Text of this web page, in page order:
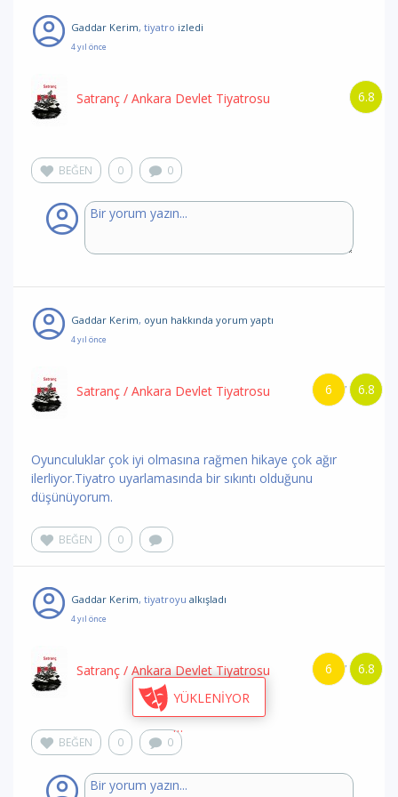
Gaddar Kerim, tiyatro izledi
4 yıl önce
6.8
Satranç / Ankara Devlet Tiyatrosu
BEĞEN 0 0
Gaddar Kerim, oyun hakkında yorum yaptı
4 yıl önce
6.8
/
6
Satranç / Ankara Devlet Tiyatrosu
Oyunculuklar çok iyi olmasına rağmen hikaye çok ağır
ilerliyor.Tiyatro uyarlamasında bir sıkıntı olduğunu
düşünüyorum.
BEĞEN 0
Gaddar Kerim, tiyatroyu alkışladı
4 yıl önce
6.8
/
6
Satranç / Ankara Devlet Tiyatrosu
BEĞEN 0 0